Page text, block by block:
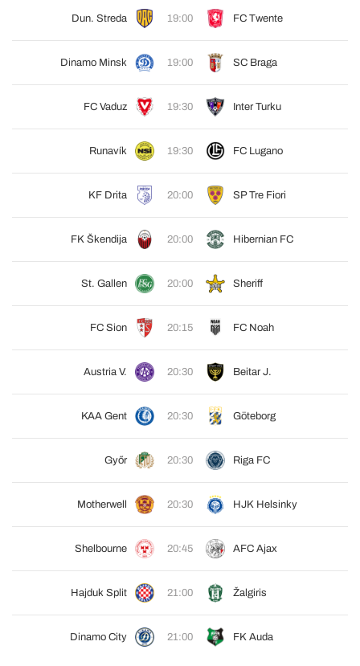
Dun. Streda 19:00 FC Twente
Dinamo Minsk 19:00 SC Braga
FC Vaduz 19:30 Inter Turku
Runavík 19:30 FC Lugano
KF Drita 20:00 SP Tre Fiori
FK Škendija 20:00 Hibernian FC
St. Gallen 20:00 Sheriff
FC Sion 20:15 FC Noah
Austria V. 20:30 Beitar J.
KAA Gent 20:30 Göteborg
Győr 20:30 Riga FC
Motherwell 20:30 HJK Helsinky
Shelbourne 20:45 AFC Ajax
Hajduk Split 21:00 Žalgiris
Dinamo City 21:00 FK Auda